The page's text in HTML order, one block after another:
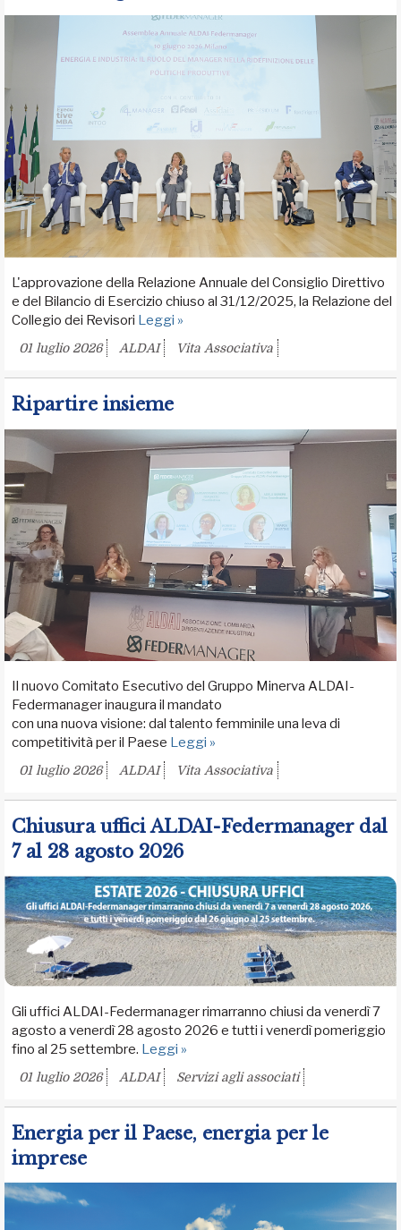
L'approvazione della Relazione Annuale del Consiglio Direttivo
e del Bilancio di Esercizio chiuso al 31/12/2025, la Relazione del
Collegio dei Revisori Leggi »
01 luglio 2026 ALDAI Vita Associativa
Ripartire insieme
Il nuovo Comitato Esecutivo del Gruppo Minerva ALDAI-
Federmanager inaugura il mandato
con una nuova visione: dal talento femminile una leva di
competitività per il Paese Leggi »
01 luglio 2026 ALDAI Vita Associativa
Chiusura uffici ALDAI-Federmanager dal
7 al 28 agosto 2026
Gli uffici ALDAI-Federmanager rimarranno chiusi da venerdì 7
agosto a venerdì 28 agosto 2026 e tutti i venerdì pomeriggio
fino al 25 settembre. Leggi »
01 luglio 2026 ALDAI Servizi agli associati
Energia per il Paese, energia per le
imprese